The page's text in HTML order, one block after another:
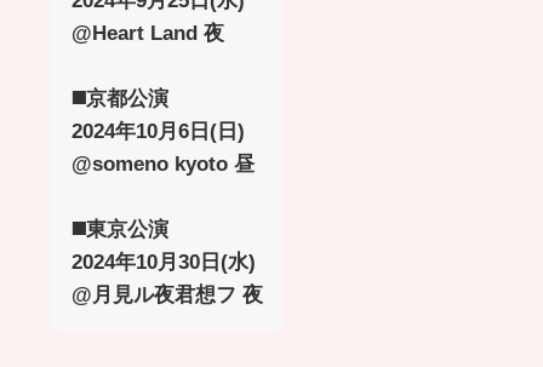
@Heart Land 夜
◼️京都公演
2024年10月6日(日)
@someno kyoto 昼
◼️東京公演
2024年10月30日(水)
@月見ル夜君想フ 夜